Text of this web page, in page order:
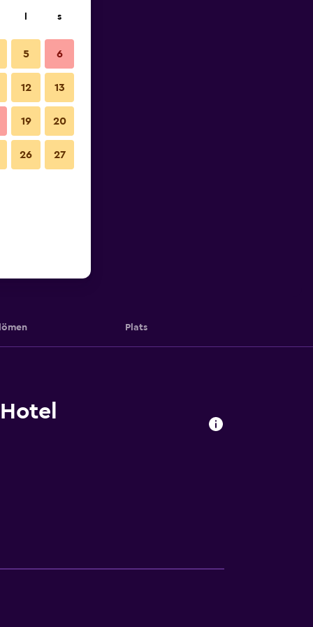
Plats
s
5 6
12 13
19 20
26 27